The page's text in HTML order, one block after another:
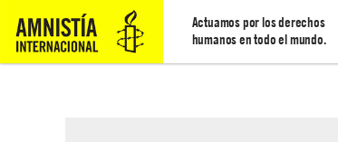
Actuamos por los derechos
humanos en todo el mundo.